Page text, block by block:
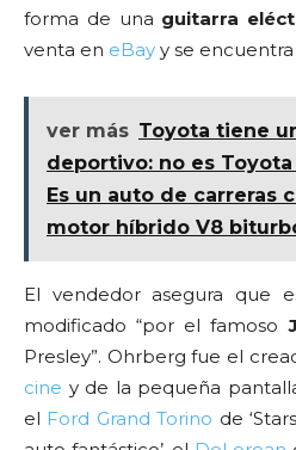
forma de una guitarra
venta en eBay y se
ver más Toyota tiene
deportivo: no es
Es un auto de carreras
motor híbrido V8
El vendedor asegura que
modificado “por el famoso
Presley”. Ohrberg fue el
cine y de la pequeña
el Ford Grand Torino de